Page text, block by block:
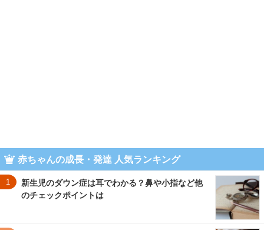
赤ちゃんの成長・発達 人気ランキング
1
新生児のダウン症は耳でわかる？鼻や小指など他
のチェックポイントは